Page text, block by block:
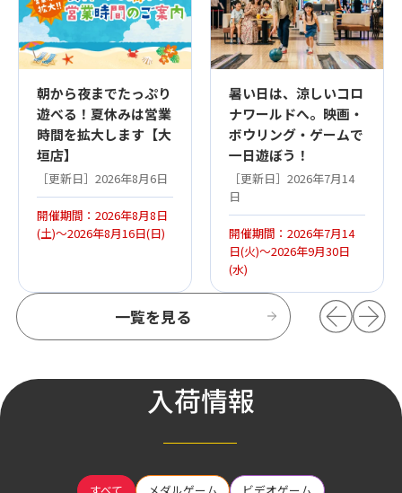
一覧を見る
朝から夜までたっぷり
遊べる！夏休みは営業
時間を拡大します【大
垣店】
［更新日］2026年8月6日
開催期間：2026年8月8日
(土)～2026年8月16日(日)
暑い日は、涼しいコロ
ナワールドへ。映画・
ボウリング・ゲームで
一日遊ぼう！
［更新日］2026年7月14
日
開催期間：2026年7月14
日(火)～2026年9月30日
(水)
入荷情報